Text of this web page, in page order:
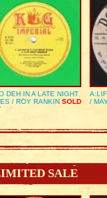
DEH IN A LATE NIGHT
/ ROY RANKIN SOLD
/
SALE